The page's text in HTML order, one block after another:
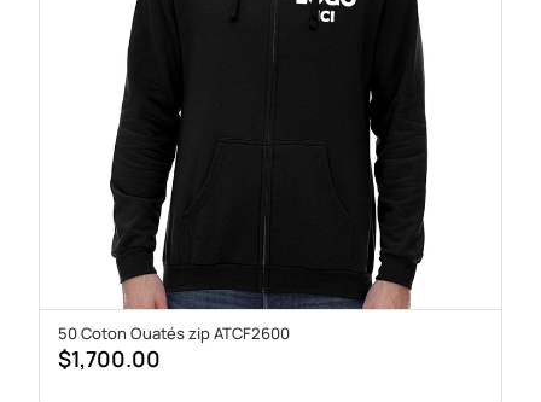
50 Coton Ouatés zip ATCF2600
$1,700.00